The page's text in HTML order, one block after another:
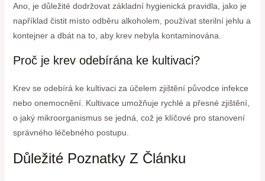
Ano, je důležité dodržovat základní hygienická pravidla, jako je
například čistit místo odběru alkoholem, používat sterilní jehlu a
kontejner a dbát na to, aby krev nebyla kontaminována.
Proč je krev odebírána ke kultivaci?
Krev se odebírá ke kultivaci za účelem zjištění původce infekce
nebo onemocnění. Kultivace umožňuje rychlé a přesné zjištění,
o jaký mikroorganismus se jedná, což je klíčové pro stanovení
správného léčebného postupu.
Důležité Poznatky Z Článku